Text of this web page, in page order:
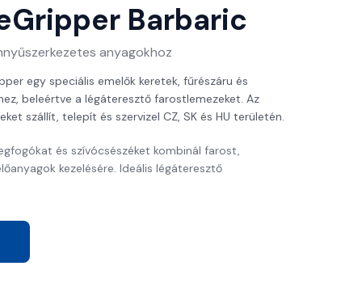
Barbaric
anyagokhoz
egy speciális emelők keretek, fűrészáru és
beleértve a légáteresztő farostlemezeket. Az
szállít, telepít és szervizel CZ, SK és HU területén.
és szívócsészéket kombinál farost,
kezelésére. Ideális légáteresztő